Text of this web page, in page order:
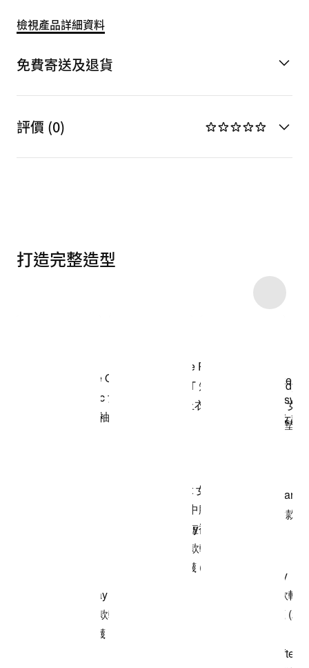
檢視產品詳細資料
免費寄送及退貨
評價 (0)
打造完整造型